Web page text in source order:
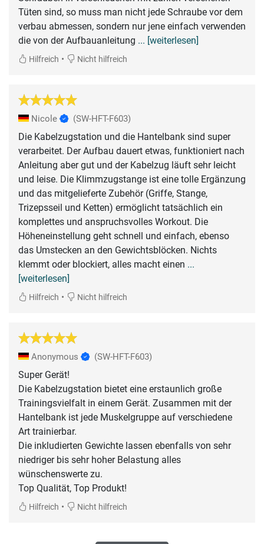
Tüten sind, so muss man nicht jede Schraube vor dem
verbau abmessen, sondern nur jene einfach verwenden
die von der Aufbauanleitung ... [weiterlesen]
Hilfreich • Nicht hilfreich
Nicole (SW-HFT-F603)
Die Kabelzugstation und die Hantelbank sind super
verarbeitet. Der Aufbau dauert etwas, funktioniert nach
Anleitung aber gut und der Kabelzug läuft sehr leicht
und leise. Die Klimmzugstange ist eine tolle Ergänzung
und das mitgelieferte Zubehör (Griffe, Stange,
Trizepsseil und Ketten) ermöglicht tatsächlich ein
komplettes und anspruchsvolles Workout. Die
Höheneinstellung geht schnell und einfach, ebenso
das Umstecken an den Gewichtsblöcken. Nichts
klemmt oder blockiert, alles macht einen ...
[weiterlesen]
Hilfreich • Nicht hilfreich
Anonymous (SW-HFT-F603)
Super Gerät!
Die Kabelzugstation bietet eine erstaunlich große
Trainingsvielfalt in einem Gerät. Zusammen mit der
Hantelbank ist jede Muskelgruppe auf verschiedene
Art trainierbar.
Die inkludierten Gewichte lassen ebenfalls von sehr
niedriger bis sehr hoher Belastung alles
wünschenswerte zu.
Top Qualität, Top Produkt!
Hilfreich • Nicht hilfreich